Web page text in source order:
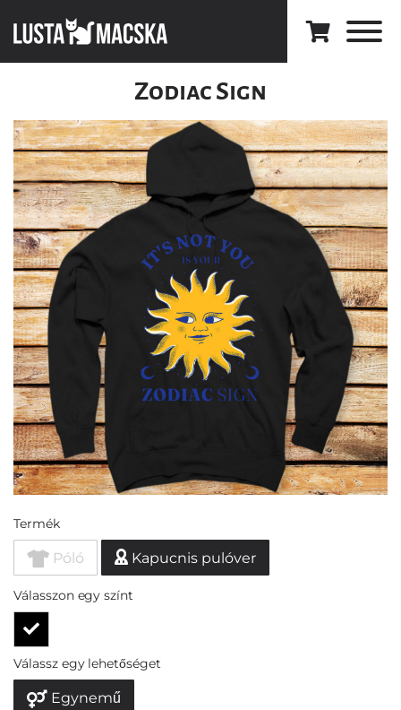
Zodiac Sign
Termék
Póló Kapucnis pulóver
Válasszon egy színt
Válassz egy lehetőséget
Egynemű